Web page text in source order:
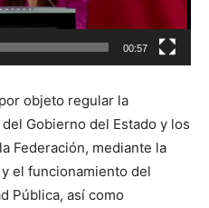
00:57
objeto regular la
Gobierno del Estado y los
Federación, mediante la
el funcionamiento del
Pública, así como